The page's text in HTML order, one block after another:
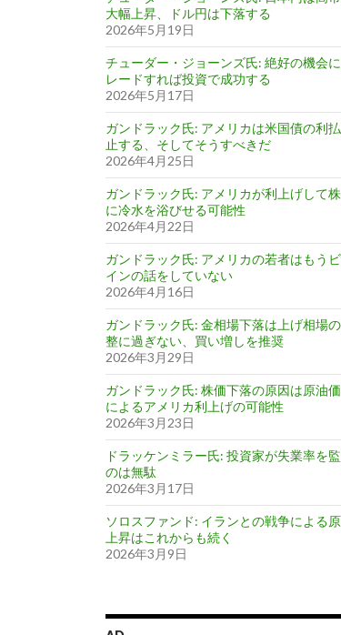
大幅上昇、ドル円は下落する
2026年5月19日
チューダー・ジョーンズ氏: 絶好の機会
レードすれば投資で成功する
2026年5月17日
ガンドラック氏: アメリカは米国債の利
止する、そしてそうすべきだ
2026年4月25日
ガンドラック氏: アメリカが利上げして
に冷水を浴びせる可能性
2026年4月22日
ガンドラック氏: アメリカの若者はもう
インの話をしていない
2026年4月16日
ガンドラック氏: 金相場下落は上げ相場
整に過ぎない、買い増しを推奨
2026年3月29日
ガンドラック氏: 株価下落の原因は原油
によるアメリカ利上げの可能性
2026年3月23日
ドラッケンミラー氏: 投資家が失業率を
のは無駄
2026年3月17日
ソロスファンド: イランとの戦争による
上昇はこれからも続く
2026年3月9日